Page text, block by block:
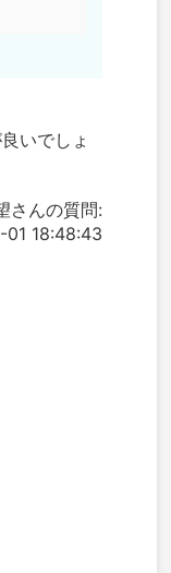
いでしょ
さんの質問:
18:48:43